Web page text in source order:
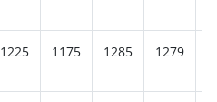
1225 1175 1285 1279